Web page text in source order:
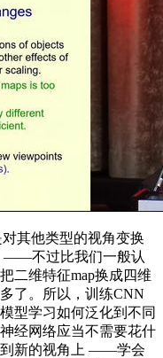
其他类型的视角变换
——不过比我们一般认
二维特征map换成四维
了。所以，训练CNN
型学习如何泛化到不同
经网络应当不需要花什
到新的视角上 ——学会